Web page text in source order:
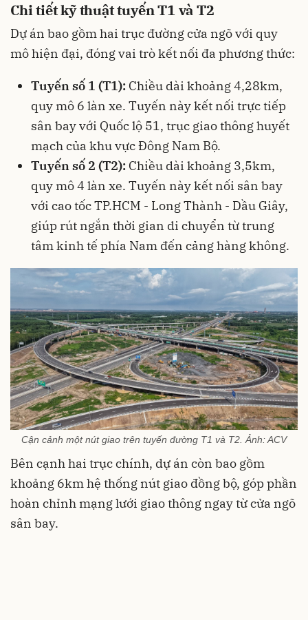
Chi tiết kỹ thuật tuyến T1 và T2
Dự án bao gồm hai trục đường cửa ngõ với quy
mô hiện đại, đóng vai trò kết nối đa phương thức:
Tuyến số 1 (T1): Chiều dài khoảng 4,28km,
quy mô 6 làn xe. Tuyến này kết nối trực tiếp
sân bay với Quốc lộ 51, trục giao thông huyết
mạch của khu vực Đông Nam Bộ.
Tuyến số 2 (T2): Chiều dài khoảng 3,5km,
quy mô 4 làn xe. Tuyến này kết nối sân bay
với cao tốc TP.HCM - Long Thành - Dầu Giây,
giúp rút ngắn thời gian di chuyển từ trung
tâm kinh tế phía Nam đến cảng hàng không.
Cận cảnh một nút giao trên tuyến đường T1 và T2. Ảnh: ACV
Bên cạnh hai trục chính, dự án còn bao gồm
khoảng 6km hệ thống nút giao đồng bộ, góp phần
hoàn chỉnh mạng lưới giao thông ngay từ cửa ngõ
sân bay.